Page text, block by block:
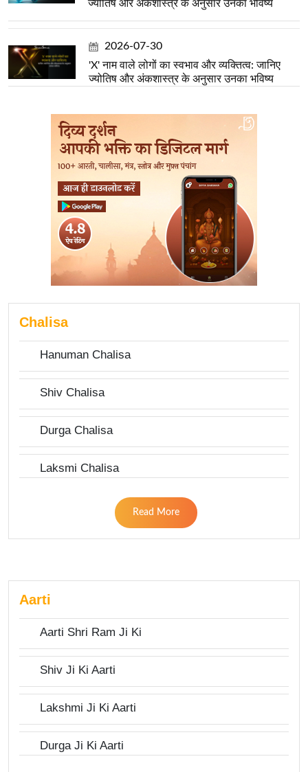
ज्योतिष और अंकशास्त्र के अनुसार उनका भविष्य
2026-07-30
'X' नाम वाले लोगों का स्वभाव और व्यक्तित्व: जानिए
ज्योतिष और अंकशास्त्र के अनुसार उनका भविष्य
Chalisa
Hanuman Chalisa
Shiv Chalisa
Durga Chalisa
Laksmi Chalisa
Read More
Aarti
Aarti Shri Ram Ji Ki
Shiv Ji Ki Aarti
Lakshmi Ji Ki Aarti
Durga Ji Ki Aarti